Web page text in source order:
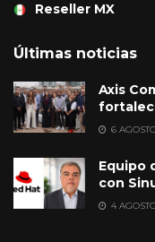
Reseller MX
Últimas noticias
Axis
6
Equipo
con
4